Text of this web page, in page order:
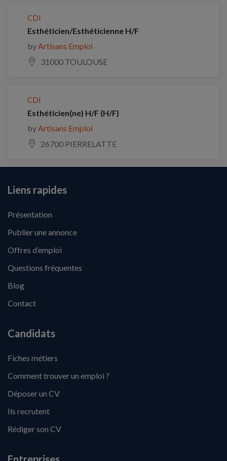
CDI
Esthéticien/Esthéticienne H/F
byArtisans Emploi
31000 TOULOUSE
CDI
Esthéticien(ne) H/F (H/F)
byArtisans Emploi
26700 PIERRELATTE
Liens rapides
Présentation
Publier une annonce
Offres d’emploi
Questions fréquentes
Blog
Contact
Candidats
Fiches métiers
Comment trouver un emploi ?
Déposer un CV
Ils recrutent
Rédiger son CV